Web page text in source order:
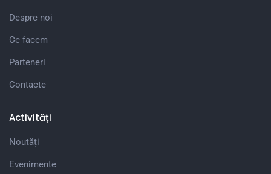
Despre noi
Ce facem
Parteneri
Contacte
Activități
Noutăți
Evenimente